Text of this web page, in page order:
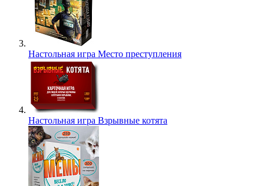
Настольная игра Место преступления
Настольная игра Взрывные котята